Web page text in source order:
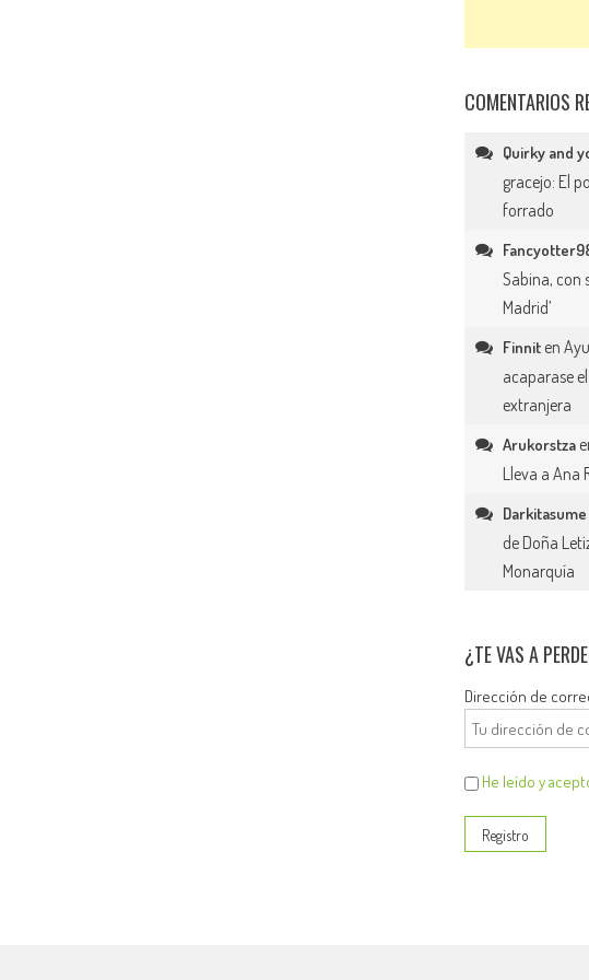
COMENTARIOS
Quirky and
gracejo: El
forrado
Sabina, con
Madrid’
Finnit en
acaparase
extranjera
Arukorstza
Lleva a Ana
Darkitasume
de Doña
Monarquía
¿TE VAS A
Dirección de
He leído y